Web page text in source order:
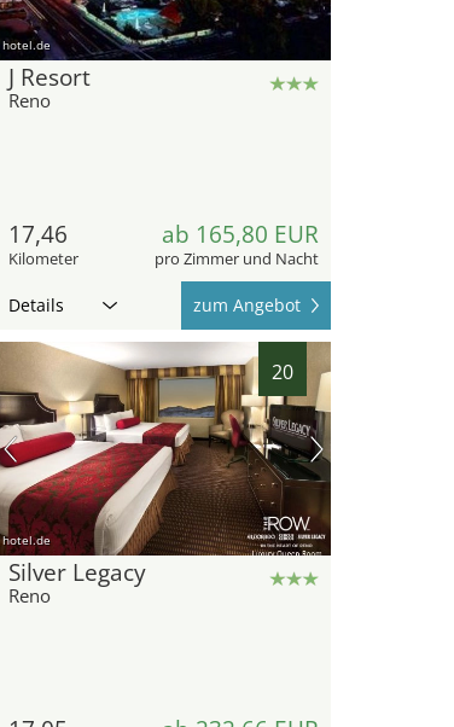
hotel.de
J Resort
Reno
17,46
Kilometer
ab 165,80 EUR
pro Zimmer und Nacht
Details zum Angebot
20
hotel.de
Silver Legacy
Reno